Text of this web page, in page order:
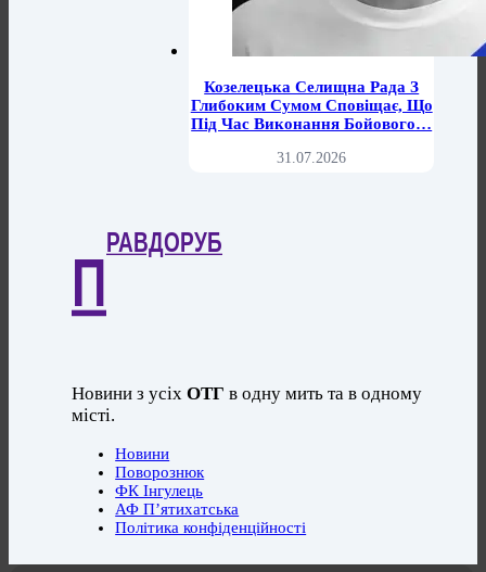
Козелецька Селищна Рада З
Глибоким Сумом Сповіщає, Що
Під Час Виконання Бойового…
31.07.2026
П
РАВДОРУБ
Новини з усіхОТГ в одну мить та в одному
місті.
Новини
Поворознюк
ФК Інгулець
АФ П’ятихатська
Політика конфіденційності